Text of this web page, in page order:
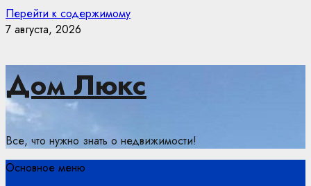
Перейти к содержимому
7 августа, 2026
Дом Люкс
Все, что нужно знать о недвижимости!
Основное меню